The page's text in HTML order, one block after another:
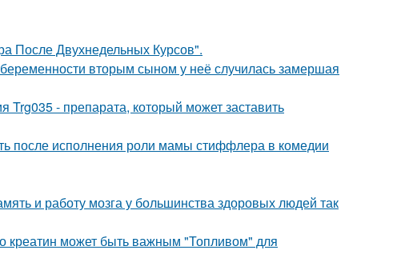
После Двухнедельных Курсов".
вторым сыном у неё случилась замершая
- препарата, который может заставить
после исполнения роли мамы стиффлера в комедии
и работу мозга у большинства здоровых людей так
креатин может быть важным "Топливом" для